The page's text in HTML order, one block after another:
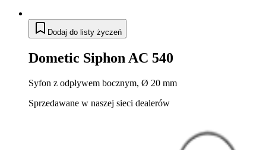
Dodaj do listy życzeń
Dometic Siphon AC 540
Syfon z odpływem bocznym, Ø 20 mm
Sprzedawane w naszej sieci dealerów